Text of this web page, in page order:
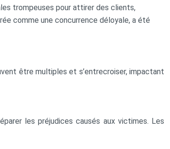
trompeuses pour attirer des clients,
comme une concurrence déloyale, a été
être multiples et s’entrecroiser, impactant
les préjudices causés aux victimes. Les